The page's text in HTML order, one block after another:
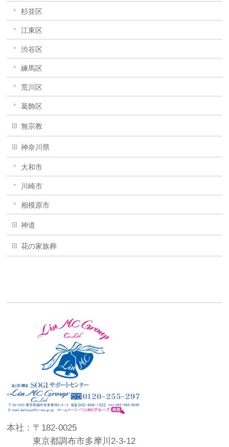
杉並区
江東区
渋谷区
練馬区
荒川区
葛飾区
無宗教
神奈川県
大和市
川崎市
相模原市
神道
花の家族葬
本社：〒182-0025
東京都調布市多摩川2-3-12